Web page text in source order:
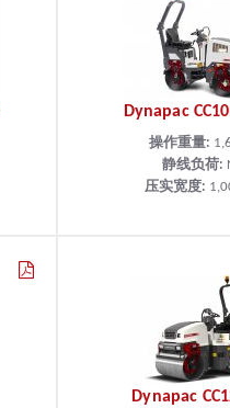
Dynapac
操作重量:
静线负荷:
压实宽度:
Dynapac